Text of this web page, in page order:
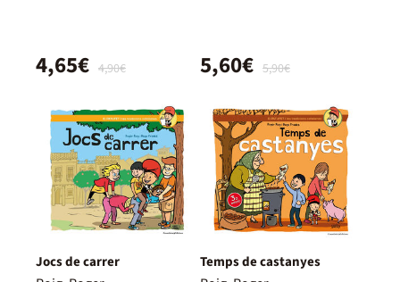
4,90€
4,65€ 5,90€
5,60€
Jocs de carrer Temps de castanyes